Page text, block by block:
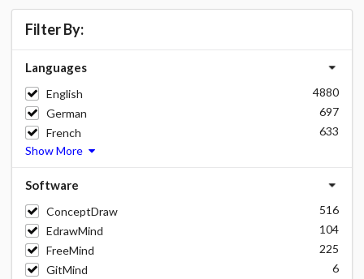
Filter By:
Languages
English
4880
German
697
French
633
Show More
Software
ConceptDraw
516
EdrawMind
104
FreeMind
225
GitMind
6